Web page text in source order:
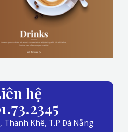
hệ
Thanh Khê, T.P Đà Nẵng